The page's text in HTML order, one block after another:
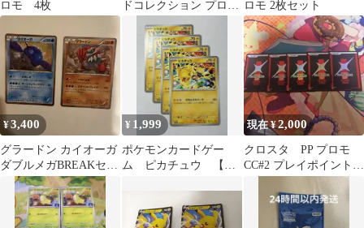
ロモ 4枚
ドコレクション プロモ ロモ 2枚セット
¥3,400
グラードン カイオーガ
ダブルメガBREAKセッ
ト XYシリーズプロモ
¥ 1,999
ポケモンカードゲー
ム ピカチュウ 【プ
現在 ¥2,000
クロスタ PP プロモ
CC#2 プレイポイント